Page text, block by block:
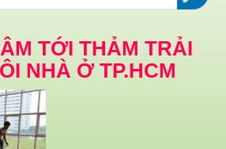
TỚI THẢM TRẢI
NHÀ Ở TP.HCM